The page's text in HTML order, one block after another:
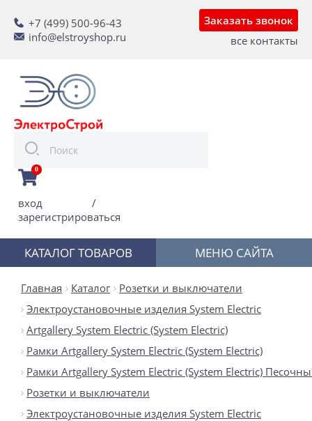
+7 (499) 500-96-43
info@elstroyshop.ru
Заказать звонок
все контакты
0
вход
/
зарегистрироваться
КАТАЛОГ ТОВАРОВ МЕНЮ САЙТА
Главная Каталог
Розетки и выключатели
Электроустановочные изделия System Electric
Artgallery System Electric (System Electric)
Рамки Artgallery System Electric (System Electric)
Рамки Artgallery System Electric (System Electric)
Розетки и выключатели
Электроустановочные изделия System Electric